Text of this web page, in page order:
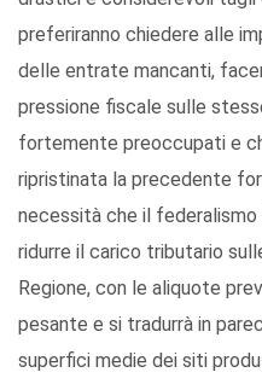
preferiranno chiedere alle
delle entrate mancanti,
pressione fiscale sulle
fortemente preoccupati e
ripristinata la precedente
necessità che il federalismo
ridurre il carico tributario
Regione, con le aliquote
pesante e si tradurrà in
superfici medie dei siti